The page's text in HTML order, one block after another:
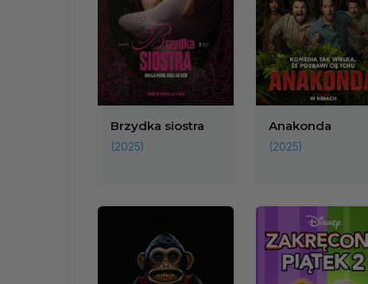
Brzydka siostra
(2025)
Anakonda
(2025)